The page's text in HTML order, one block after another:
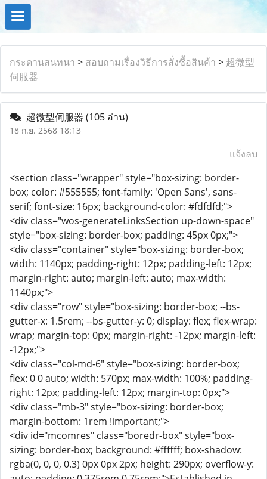
กระดานสนทนา > สอบถามเรื่องวิธีการสั่งซื้อสินค้า > 超微型
伺服器
超微型伺服器 (105 อ่าน)
18 ก.ย. 2568 18:13
แจ้งลบ
<section class="wrapper" style="box-sizing: border-
box; color: #555555; font-family: 'Open Sans', sans-
serif; font-size: 16px; background-color: #fdfdfd;">
<div class="wos-generateLinksSection up-down-space"
style="box-sizing: border-box; padding: 45px 0px;">
<div class="container" style="box-sizing: border-box;
width: 1140px; padding-right: 12px; padding-left: 12px;
margin-right: auto; margin-left: auto; max-width:
1140px;">
<div class="row" style="box-sizing: border-box; --bs-
gutter-x: 1.5rem; --bs-gutter-y: 0; display: flex; flex-wrap:
wrap; margin-top: 0px; margin-right: -12px; margin-left:
-12px;">
<div class="col-md-6" style="box-sizing: border-box;
flex: 0 0 auto; width: 570px; max-width: 100%; padding-
right: 12px; padding-left: 12px; margin-top: 0px;">
<div class="mb-3" style="box-sizing: border-box;
margin-bottom: 1rem !important;">
<div id="mcomres" class="boredr-box" style="box-
sizing: border-box; background: #ffffff; box-shadow:
rgba(0, 0, 0, 0.3) 0px 0px 2px; height: 290px; overflow-y: